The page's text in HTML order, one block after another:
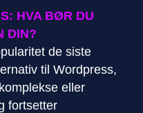
HVA BØR DU
DIN?
de siste
til Wordpress,
eller
fortsetter